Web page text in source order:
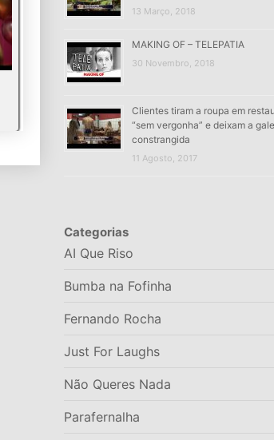
13 Março, 2018
MAKING OF – TELEPATIA
30 Novembro, 2018
Clientes tiram a roupa em
“sem vergonha” e deixam a
constrangida
11 Agosto, 2017
Categorias
AI Que Riso
Bumba na Fofinha
Fernando Rocha
Just For Laughs
Não Queres Nada
Parafernalha